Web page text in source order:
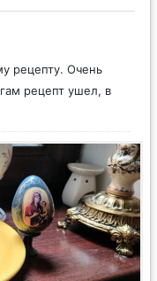
рецепту. Очень
рецепт ушел, в